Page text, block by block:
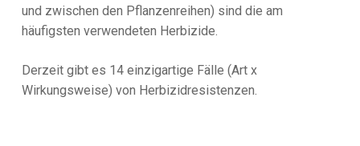
und zwischen den Pflanzenreihen) sind die am
häufigsten verwendeten Herbizide.
Derzeit gibt es 14 einzigartige Fälle (Art x
Wirkungsweise) von Herbizidresistenzen.